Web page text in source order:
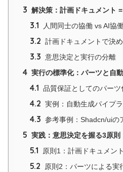
3 解決策：計画ドキュメント
3.1 人間同士の協働 vs AI協
3.2 計画ドキュメントで決
3.3 意思決定と実行の分離
4 実行の標準化：パーツと自
4.1 品質保証としてのパーツ
4.2 実例：自動生成パイプ
4.3 参考事例：Shadcn/uiの
5 実践：意思決定を握る3原則
5.1 原則1：計画ドキュメン
5.2 原則2：パーツによる実